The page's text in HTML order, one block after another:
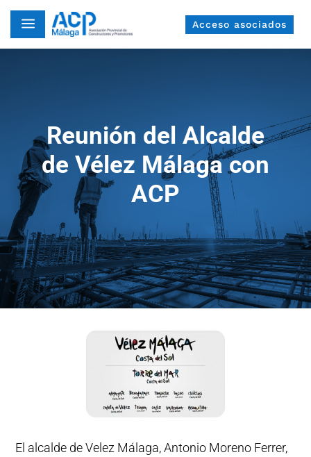
a Acceso asociados
Reunión del Alcalde
de Vélez Málaga con
ACP
El alcalde de Velez Málaga, Antonio Moreno Ferrer,